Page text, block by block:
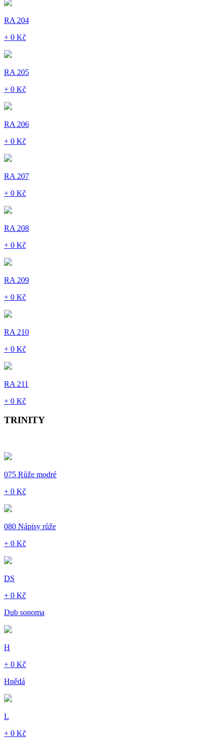
RA 204
+ 0 Kč
RA 205
+ 0 Kč
RA 206
+ 0 Kč
RA 207
+ 0 Kč
RA 208
+ 0 Kč
RA 209
+ 0 Kč
RA 210
+ 0 Kč
RA 211
+ 0 Kč
TRINITY
075 Růže modré
+ 0 Kč
080 Nápisy růže
+ 0 Kč
DS
+ 0 Kč
Dub sonoma
H
+ 0 Kč
Hnědá
L
+ 0 Kč